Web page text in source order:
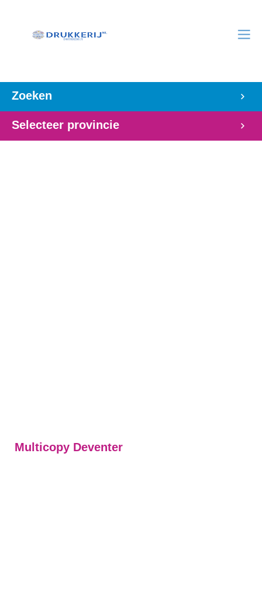
Zoeken
Selecteer provincie
Multicopy Deventer